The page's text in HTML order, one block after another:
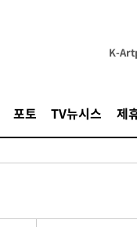
K-
포토 TV뉴시스 제